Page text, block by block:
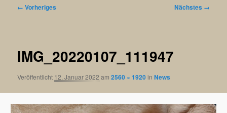
Bilder-
← Vorheriges Nächstes →
IMG_20220107_111947
Veröffentlicht 12. Januar 2022 am2560 × 1920inNews